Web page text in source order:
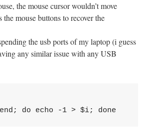
the mouse cursor wouldn’t move
mouse buttons to recover the
the usb ports of my laptop (i guess
any similar issue with any USB
do echo -1 > $i; done